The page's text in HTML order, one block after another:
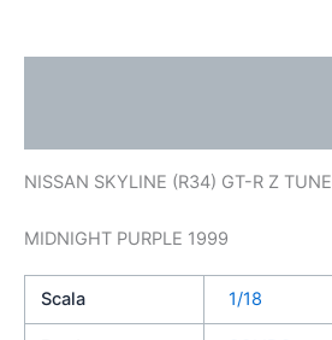
NISSAN SKYLINE (R34) GT-R Z TUNE
MIDNIGHT PURPLE 1999
Scala 1/18